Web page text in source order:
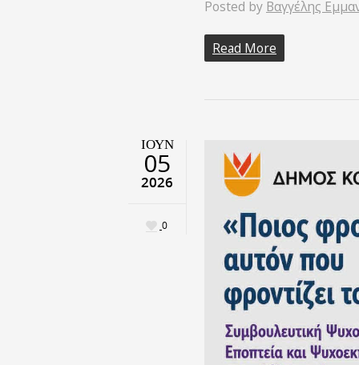
Posted by Βαγγέλης
Read More
ΙΟΎΝ
05
2026
0